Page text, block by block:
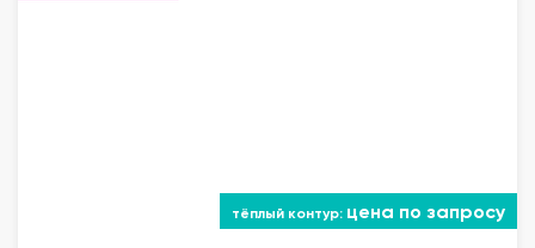
цена по запросу